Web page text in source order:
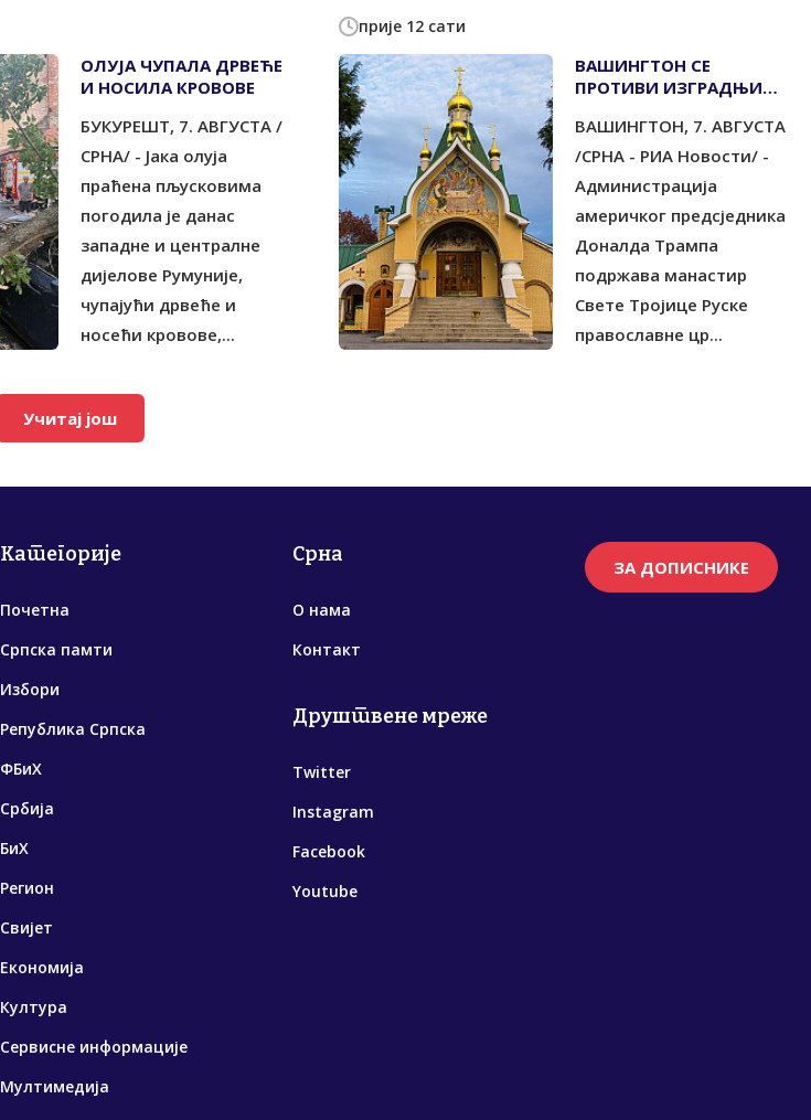
ОЛУЈА ЧУПАЛА ДРВЕЋЕ
И НОСИЛА КРОВОВЕ
БУКУРЕШT, 7. АВГУСТА /
СРНА/ - Јака олуја
праћена пљусковима
погодила је данас
западне и централне
дијелове Румуније,
чупајући дрвеће и
носећи кровове,...
прије 12 сати
ВАШИНГТОН СЕ
ПРОТИВИ ИЗГРАДЊИ
РУСКОГ МАНАСТИРА
ВАШИНГТОН, 7. АВГУСТА
/СРНА - РИА Новости/ -
Администрација
америчког предсједника
Доналда Трампа
подржава манастир
Свете Тројице Руске
православне цр...
Учитај још
Категорије
Почетна
Српска памти
Избори
Република Српска
ФБиХ
Србија
БиХ
Регион
Свијет
Економија
Култура
Сервисне информације
Мултимедија
Срна
О нама
Контакт
Друштвене мреже
Twitter
Instagram
Facebook
Youtube
ЗА ДОПИСНИКЕ